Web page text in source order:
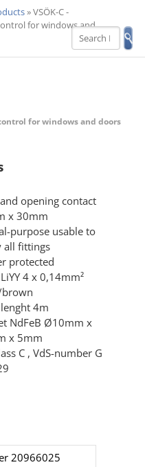
»VSÖK-C -
for windows and
for windows and doors
opening contact
x 30mm
purpose usable to
all fittings
protected
4 x 0,14mm²
4m
NdFeB Ø10mm x
x 5mm
C , VdS-number G
20966025​